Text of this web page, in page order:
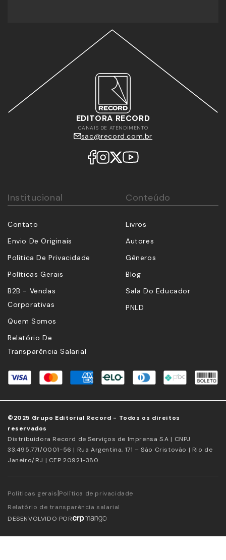
EDITORA RECORD
CANAIS DE ATENDIMENTO
sac@record.com.br
Institucional Conteúdo
Contato
Envio De Originais
Política De Privacidade
Políticas Gerais
B2B - Vendas
Corporativas
Quem Somos
Relatório De
Transparência Salarial
Livros
Autores
Gêneros
Blog
Sala Do Educador
PNLD
©2025 Grupo Editorial Record - Todos os direitos
reservados
Distribuidora Record de Serviços de Imprensa S.A | CNPJ
33.495.771/0001-56 | Rua Argentina, 171 – São Cristovão | Rio de
Janeiro/RJ | CEP 20921-380
Políticas gerais|Política de privacidade
Relatório de transparência salarial
DESENVOLVIDO POR